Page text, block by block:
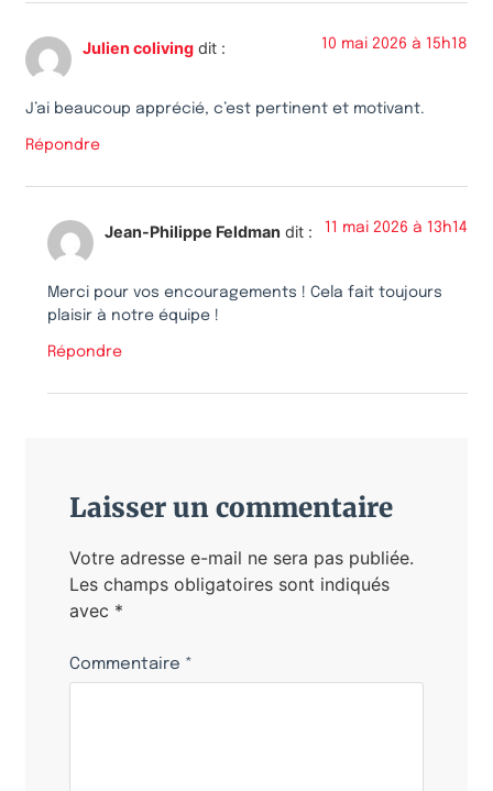
Julien coliving dit : 10 mai 2026 à 15h18
J’ai beaucoup apprécié, c’est pertinent et motivant.
Répondre
Jean-Philippe Feldman dit : 11 mai 2026 à 13h14
Merci pour vos encouragements ! Cela fait toujours
plaisir à notre équipe !
Répondre
Laisser un commentaire
Votre adresse e-mail ne sera pas publiée.
Les champs obligatoires sont indiqués
avec *
Commentaire *